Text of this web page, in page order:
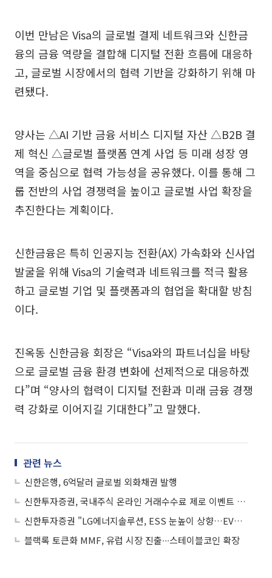
이번 만남은 Visa의 글로벌 결제 네트워크와 신한금
융의 금융 역량을 결합해 디지털 전환 흐름에 대응하
고, 글로벌 시장에서의 협력 기반을 강화하기 위해 마
련됐다.
양사는 △AI 기반 금융 서비스 디지털 자산 △B2B 결
제 혁신 △글로벌 플랫폼 연계 사업 등 미래 성장 영
역을 중심으로 협력 가능성을 공유했다. 이를 통해 그
룹 전반의 사업 경쟁력을 높이고 글로벌 사업 확장을
추진한다는 계획이다.
신한금융은 특히 인공지능 전환(AX) 가속화와 신사업
발굴을 위해 Visa의 기술력과 네트워크를 적극 활용
하고 글로벌 기업 및 플랫폼과의 협업을 확대할 방침
이다.
진옥동 신한금융 회장은 “Visa와의 파트너십을 바탕
으로 글로벌 금융 환경 변화에 선제적으로 대응하겠
다”며 “양사의 협력이 디지털 전환과 미래 금융 경쟁
력 강화로 이어지길 기대한다”고 말했다.
관련 뉴스
신한은행, 6억달러 글로벌 외화채권 발행
신한투자증권, 국내주식 온라인 거래수수료 제로 이벤트 실시
신한투자증권 "LG에너지솔루션, ESS 눈높이 상향…EV는 상저하고 흐름"
블랙록 토큰화 MMF, 유럽 시장 진출∙∙∙스테이블코인 확장